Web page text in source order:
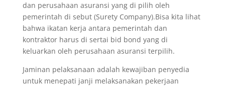
dan perusahaan asuransi yang di pilih oleh
pemerintah di sebut (Surety Company).Bisa kita lihat
bahwa ikatan kerja antara pemerintah dan
kontraktor harus di sertai bid bond yang di
keluarkan oleh perusahaan asuransi terpilih.
Jaminan pelaksanaan adalah kewajiban penyedia
untuk menepati janji melaksanakan pekerjaan